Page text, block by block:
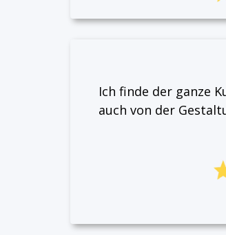
Ich finde der ganze
auch von der